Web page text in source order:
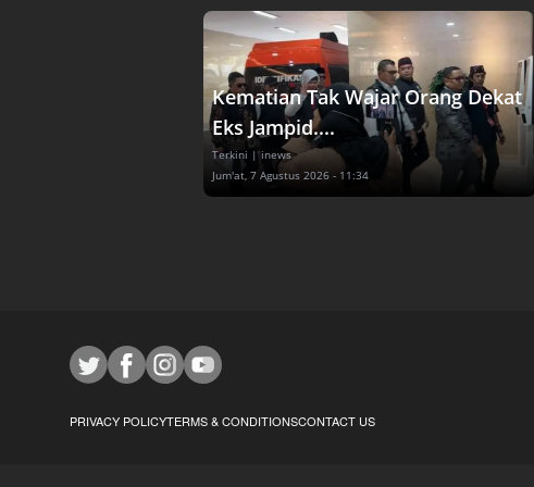
Kematian Tak Wajar Orang Dekat
Eks Jampid....
Terkini | inews
Jum'at, 7 Agustus 2026 - 11:34
PRIVACY POLICYTERMS & CONDITIONSCONTACT US